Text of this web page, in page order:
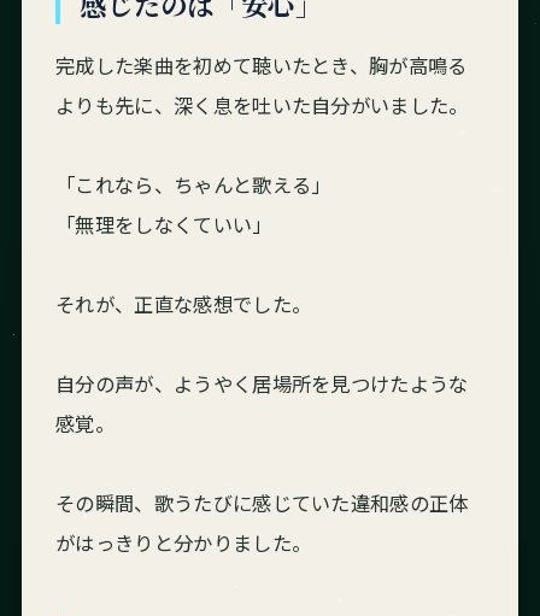
完成した楽曲を初めて聴いたとき、胸が高鳴る
よりも先に、深く息を吐いた自分がいました。
「これなら、ちゃんと歌える」
「無理をしなくていい」
それが、正直な感想でした。
自分の声が、ようやく居場所を見つけたような
感覚。
その瞬間、歌うたびに感じていた違和感の正体
がはっきりと分かりました。